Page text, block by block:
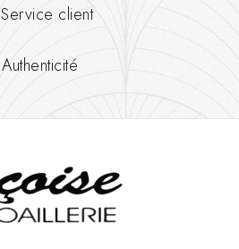
Service client
Authenticité